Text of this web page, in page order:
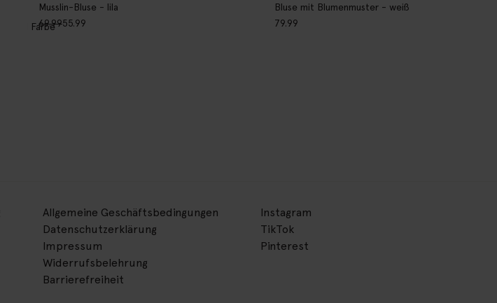
Musslin-Bluse - lila
69.9955.99
Farbe
Bluse mit Blumenmuster - weiß
79.99
Allgemeine Geschäftsbedingungen
Datenschutzerklärung
Impressum
Widerrufsbelehrung
Barrierefreiheit
Instagram
TikTok
Pinterest